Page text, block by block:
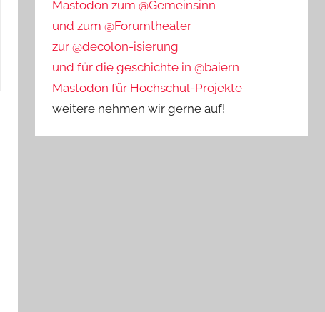
Mastodon zum @Gemeinsinn
und zum @Forumtheater
zur @decolon-isierung
und für die geschichte in @baiern
Mastodon für Hochschul-Projekte
weitere nehmen wir gerne auf!